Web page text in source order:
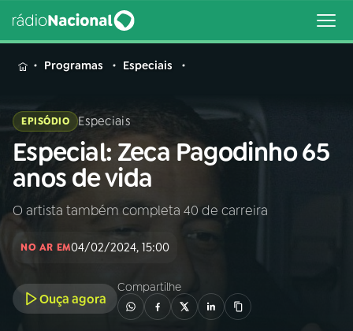
MENU
Buscar
na
Rádio
Nacional
Buscar
AO VIVO
01INÍCIO
Programas Especiais
EPISÓDIO Especiais
Especial: Zeca Pagodinho 65
anos de vida
O artista também completa 40 de carreira
NO AR EM04/02/2024, 15:00
Ouça agora
Compartilhe